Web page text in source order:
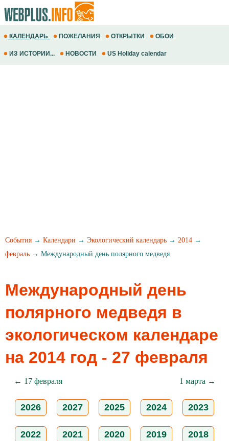
КАЛЕНДАРЬ ПОЖЕЛАНИЯ ОТКРЫТКИ ОБОИ
ИЗ ИСТОРИИ... НОВОСТИ US Holiday calendar
События → Календари → Экологический календарь → 2014 →
февраль → Международный день полярного медведя
Международный день
полярного медведя в
экологическом календаре
на 2014 год - 27 февраля
← 17 февраля 1 марта →
2026 2027 2025 2024 2023
2022 2021 2020 2019 2018